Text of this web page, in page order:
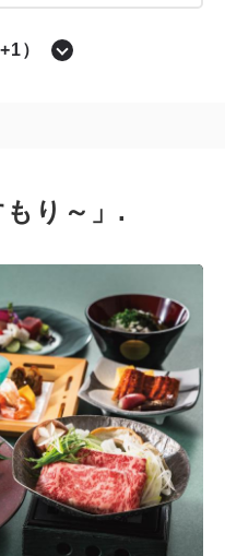
レンダー
）
もり～」.